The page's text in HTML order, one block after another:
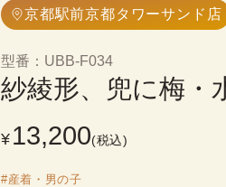
京都駅前京都タワーサンド店
型番 ： UBB-F034
紗綾形、兜に梅・
¥ 13,200(税込)
#産着・男の子